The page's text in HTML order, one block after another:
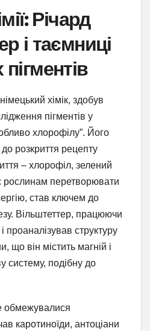
Річард
і таємниці
хімік, здобув
пігментів у
хлорофілу”. Його
розкриття рецепту
– хлорофіл, зелений
рослинам перетворювати
став ключем до
Вільштеттер, працюючи
проаналізував структуру
що він містить магній і
систему, подібну до
обмежувалися
каротиноїди, антоціани